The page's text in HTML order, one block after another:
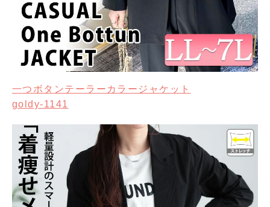
一つボタンテーラーカラージャケット
goldy-1141